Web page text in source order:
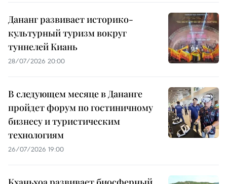
Дананг развивает историко-
культурный туризм вокруг
туннелей Киань
28/07/2026 20:00
В следующем месяце в Дананге
пройдет форум по гостиничному
бизнесу и туристическим
технологиям
26/07/2026 19:00